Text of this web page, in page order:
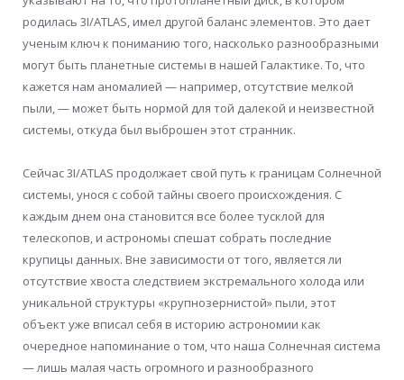
родилась 3I/ATLAS, имел другой баланс элементов. Это дает
ученым ключ к пониманию того, насколько разнообразными
могут быть планетные системы в нашей Галактике. То, что
кажется нам аномалией — например, отсутствие мелкой
пыли, — может быть нормой для той далекой и неизвестной
системы, откуда был выброшен этот странник.
Сейчас 3I/ATLAS продолжает свой путь к границам Солнечной
системы, унося с собой тайны своего происхождения. С
каждым днем она становится все более тусклой для
телескопов, и астрономы спешат собрать последние
крупицы данных. Вне зависимости от того, является ли
отсутствие хвоста следствием экстремального холода или
уникальной структуры «крупнозернистой» пыли, этот
объект уже вписал себя в историю астрономии как
очередное напоминание о том, что наша Солнечная система
— лишь малая часть огромного и разнообразного